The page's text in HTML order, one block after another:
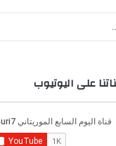
على اليوتيوب